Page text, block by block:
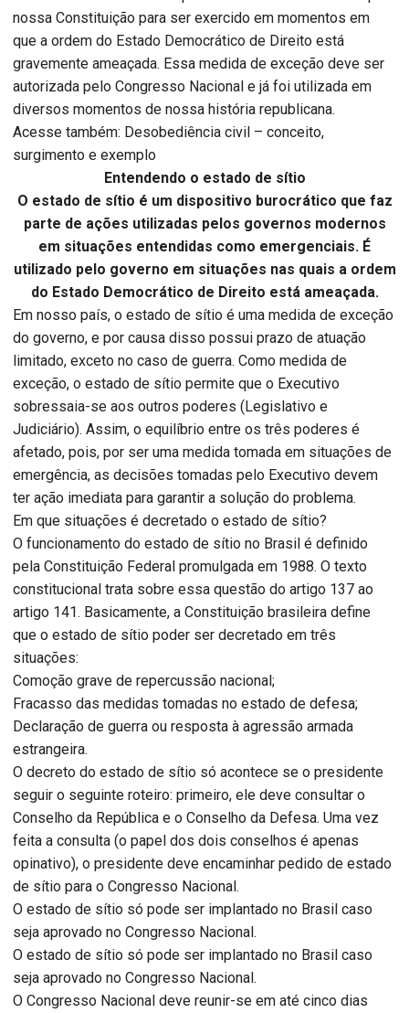
nossa Constituição para ser exercido em momentos em
que a ordem do Estado Democrático de Direito está
gravemente ameaçada. Essa medida de exceção deve ser
autorizada pelo Congresso Nacional e já foi utilizada em
diversos momentos de nossa história republicana.
Acesse também: Desobediência civil – conceito,
surgimento e exemplo
Entendendo o estado de sítio
O estado de sítio é um dispositivo burocrático que faz
parte de ações utilizadas pelos governos modernos
em situações entendidas como emergenciais. É
utilizado pelo governo em situações nas quais a ordem
do Estado Democrático de Direito está ameaçada.
Em nosso país, o estado de sítio é uma medida de exceção
do governo, e por causa disso possui prazo de atuação
limitado, exceto no caso de guerra. Como medida de
exceção, o estado de sítio permite que o Executivo
sobressaia-se aos outros poderes (Legislativo e
Judiciário). Assim, o equilíbrio entre os três poderes é
afetado, pois, por ser uma medida tomada em situações de
emergência, as decisões tomadas pelo Executivo devem
ter ação imediata para garantir a solução do problema.
Em que situações é decretado o estado de sítio?
O funcionamento do estado de sítio no Brasil é definido
pela Constituição Federal promulgada em 1988. O texto
constitucional trata sobre essa questão do artigo 137 ao
artigo 141. Basicamente, a Constituição brasileira define
que o estado de sítio poder ser decretado em três
situações:
Comoção grave de repercussão nacional;
Fracasso das medidas tomadas no estado de defesa;
Declaração de guerra ou resposta à agressão armada
estrangeira.
O decreto do estado de sítio só acontece se o presidente
seguir o seguinte roteiro: primeiro, ele deve consultar o
Conselho da República e o Conselho da Defesa. Uma vez
feita a consulta (o papel dos dois conselhos é apenas
opinativo), o presidente deve encaminhar pedido de estado
de sítio para o Congresso Nacional.
O estado de sítio só pode ser implantado no Brasil caso
seja aprovado no Congresso Nacional.
O estado de sítio só pode ser implantado no Brasil caso
seja aprovado no Congresso Nacional.
O Congresso Nacional deve reunir-se em até cinco dias